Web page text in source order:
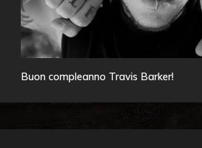
Buon compleanno Travis Barker!